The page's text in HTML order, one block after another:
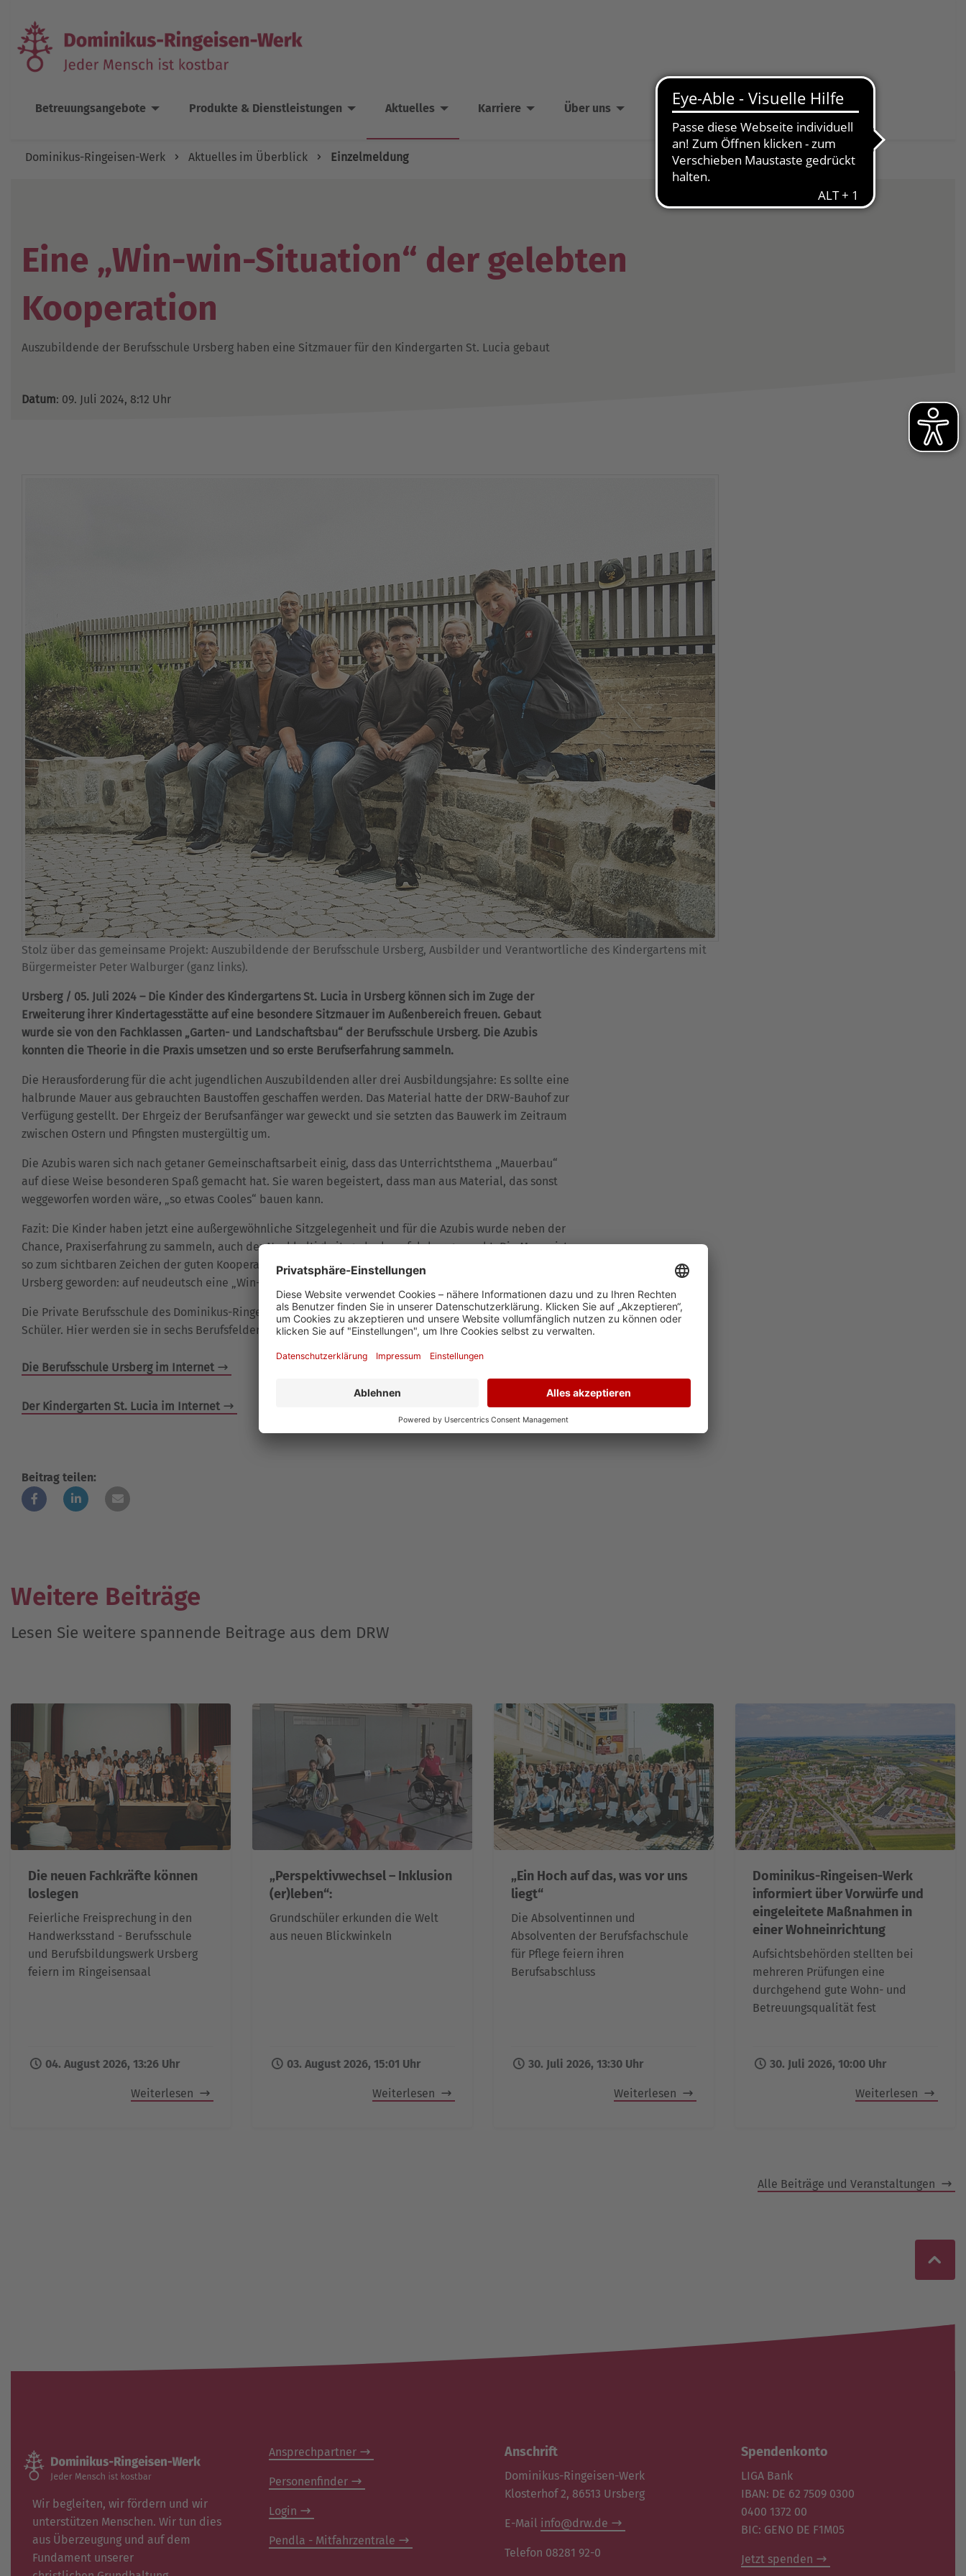
Betreuungsangebote Produkte & Dienstleistungen Aktuelles Karriere Über uns Spenden & Helfen
Dominikus-Ringeisen-Werk Aktuelles im Überblick Einzelmeldung
Eine „Win-win-Situation“ der gelebten
Kooperation
Auszubildende der Berufsschule Ursberg haben eine Sitzmauer für den Kindergarten St. Lucia gebaut
Datum: 09. Juli 2024, 8:12 Uhr
Stolz über das gemeinsame Projekt: Auszubildende der Berufsschule Ursberg, Ausbilder und Verantwortliche des Kindergartens mit
Bürgermeister Peter Walburger (ganz links).
Ursberg / 05. Juli 2024 – Die Kinder des Kindergartens St. Lucia in Ursberg können sich im Zuge der
Erweiterung ihrer Kindertagesstätte auf eine besondere Sitzmauer im Außenbereich freuen. Gebaut
wurde sie von den Fachklassen „Garten- und Landschaftsbau“ der Berufsschule Ursberg. Die Azubis
konnten die Theorie in die Praxis umsetzen und so erste Berufserfahrung sammeln.
Die Herausforderung für die acht jugendlichen Auszubildenden aller drei Ausbildungsjahre: Es sollte eine
halbrunde Mauer aus gebrauchten Baustoffen geschaffen werden. Das Material hatte der DRW-Bauhof zur
Verfügung gestellt. Der Ehrgeiz der Berufsanfänger war geweckt und sie setzten das Bauwerk im Zeitraum
zwischen Ostern und Pfingsten mustergültig um.
Die Azubis waren sich nach getaner Gemeinschaftsarbeit einig, dass das Unterrichtsthema „Mauerbau“
auf diese Weise besonderen Spaß gemacht hat. Sie waren begeistert, dass man aus Material, das sonst
weggeworfen worden wäre, „so etwas Cooles“ bauen kann.
Fazit: Die Kinder haben jetzt eine außergewöhnliche Sitzgelegenheit und für die Azubis wurde neben der
Chance, Praxiserfahrung zu sammeln, auch der Nachhaltigkeitsgedanke erfahrbar gemacht. Die Mauer ist
so zum sichtbaren Zeichen der guten Kooperation zwischen Dominikus-Ringeisen-Werk und Gemeinde
Ursberg geworden: auf neudeutsch eine „Win-win-Situation“.
Die Private Berufsschule des Dominikus-Ringeisen-Werks in Ursberg besuchen ca. 300 Schülerinnen und
Schüler. Hier werden sie in sechs Berufsfeldern und in insgesamt 19 Berufen ausgebildet.
Die Berufsschule Ursberg im Internet
Der Kindergarten St. Lucia im Internet
Beitrag teilen:
Weitere Beiträge
Lesen Sie weitere spannende Beitrage aus dem DRW
Die neuen Fachkräfte können
loslegen
Feierliche Freisprechung in den
Handwerksstand - Berufsschule
und Berufsbildungswerk Ursberg
feiern im Ringeisensaal
04. August 2026, 13:26 Uhr
Weiterlesen
„Perspektivwechsel – Inklusion
(er)leben“:
Grundschüler erkunden die Welt
aus neuen Blickwinkeln
03. August 2026, 15:01 Uhr
Weiterlesen
„Ein Hoch auf das, was vor uns
liegt“
Die Absolventinnen und
Absolventen der Berufsfachschule
für Pflege feiern ihren
Berufsabschluss
30. Juli 2026, 13:30 Uhr
Weiterlesen
Dominikus-Ringeisen-Werk
informiert über Vorwürfe und
eingeleitete Maßnahmen in
einer Wohneinrichtung
Aufsichtsbehörden stellten bei
mehreren Prüfungen eine
durchgehend gute Wohn- und
Betreuungsqualität fest
30. Juli 2026, 10:00 Uhr
Weiterlesen
Alle Beiträge und Veranstaltungen
Wir begleiten, wir fördern und wir
unterstützen Menschen. Wir tun dies
aus Überzeugung und auf dem
Fundament unserer
Ansprechpartner
Personenfinder
Login
Pendla - Mitfahrzentrale
Anschrift
Dominikus-Ringeisen-Werk
Klosterhof 2, 86513 Ursberg
E-Mail info@drw.de
Telefon 08281 92-0
Spendenkonto
LIGA Bank
IBAN: DE 62 7509 0300
0400 1372 00
BIC: GENO DE F1M05
Jetzt spenden